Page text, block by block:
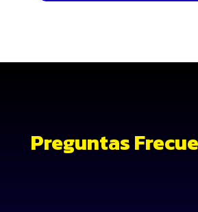
Preguntas